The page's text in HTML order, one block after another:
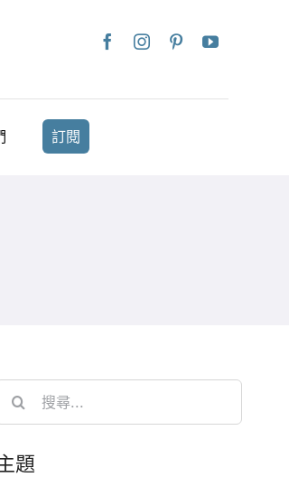
訂閱
Search
題